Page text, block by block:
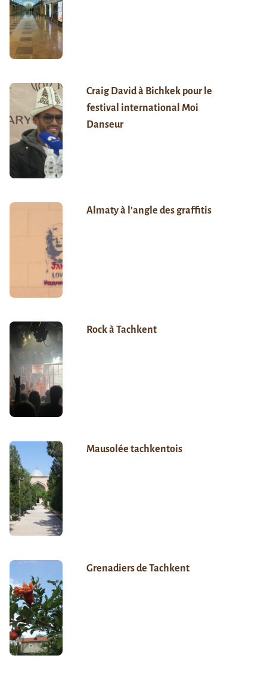
Craig David à Bichkek pour le
festival international Moi
Danseur
Almaty à l’angle des graffitis
Rock à Tachkent
Mausolée tachkentois
Grenadiers de Tachkent